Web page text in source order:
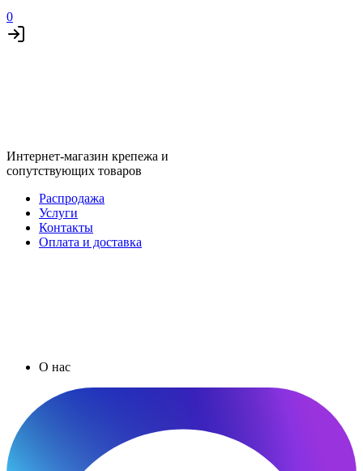
0
Интернет-магазин крепежа и
сопутствующих товаров
Распродажа
Услуги
Контакты
Оплата и доставка
О нас